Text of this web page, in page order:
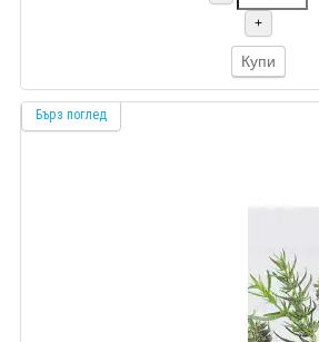
+
Купи
Бърз поглед